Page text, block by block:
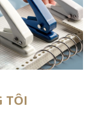
TÔI